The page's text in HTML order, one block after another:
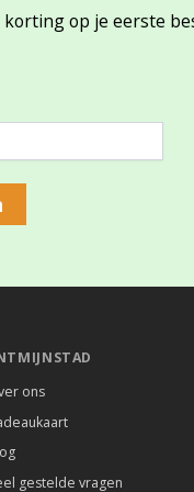
korting op je eerste
ons
gestelde vragen